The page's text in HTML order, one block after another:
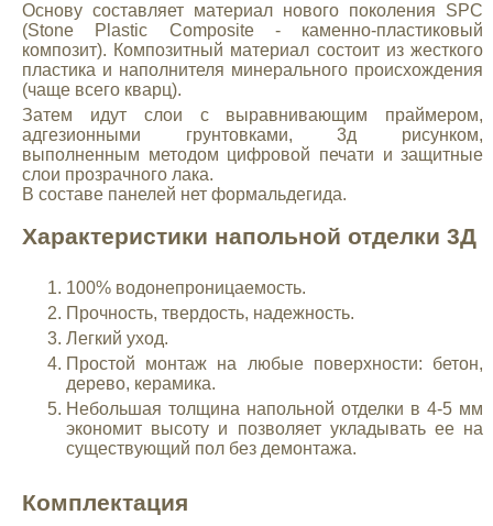
Основу составляет материал нового поколения SPC
(Stone Plastic Composite - каменно-пластиковый
композит). Композитный материал состоит из жесткого
пластика и наполнителя минерального происхождения
(чаще всего кварц).
Затем идут слои с выравнивающим праймером,
адгезионными грунтовками, 3д рисунком,
выполненным методом цифровой печати и защитные
слои прозрачного лака.
В составе панелей нет формальдегида.
Характеристики напольной отделки 3Д
100% водонепроницаемость.
Прочность, твердость, надежность.
Легкий уход.
Простой монтаж на любые поверхности: бетон,
дерево, керамика.
Небольшая толщина напольной отделки в 4-5 мм
экономит высоту и позволяет укладывать ее на
существующий пол без демонтажа.
Комплектация